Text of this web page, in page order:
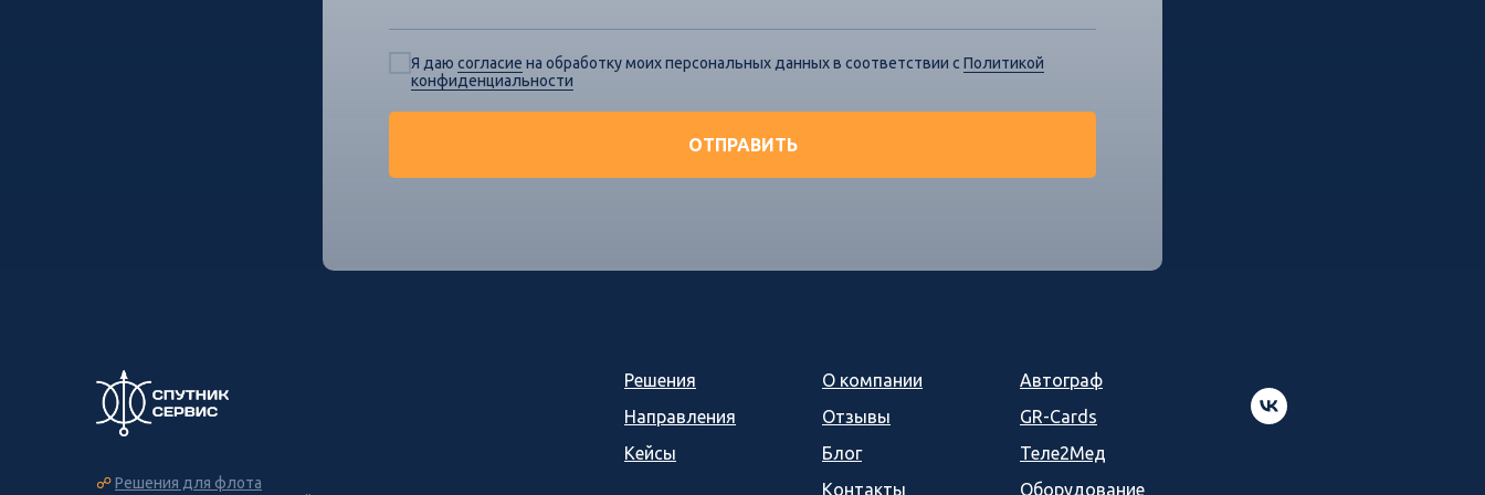
Я даю согласие на обработку моих персональных данных в соответствии с Политикой
конфиденциальности
ОТПРАВИТЬ
☍Решения для флота
Решения
Направления
Кейсы
О компании
Отзывы
Блог
Контакты
Автограф
GR-Cards
Теле2Мед
Оборудование